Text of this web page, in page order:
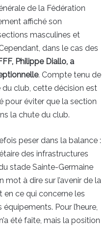
de la Fédération
affiché son
masculines et
dans le cas des
Philippe Diallo, a
. Compte tenu de
club, cette décision est
pour éviter que la section
la chute du club.
peser dans la balance :
des infrastructures
stade Sainte-Germaine
mot à dire sur l’avenir de la
ce qui concerne les
Pour l’heure,
été faite, mais la position